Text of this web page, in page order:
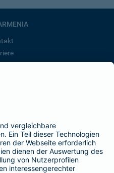
BarmeniaGothaer
SEITEN